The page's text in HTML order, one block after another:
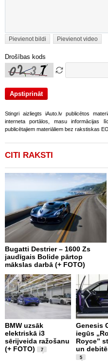
Pievienot bildi Pievienot video
Drošības kods
Stingri aizliegts iAuto.lv publicētos
interneta portālos, masu informācijas
publicētajiem materiāliem bez rakstiskas
CITI RAKSTI
Bugatti Destrier – 1600 Zs
jaudīgais Bolide pārtop
mākslas darbā (+ FOTO)
BMW uzsāk
elektriskā i3
sērijveida ražošanu
(+ FOTO)
7
Genesis
iegūs
Royce”
un
5